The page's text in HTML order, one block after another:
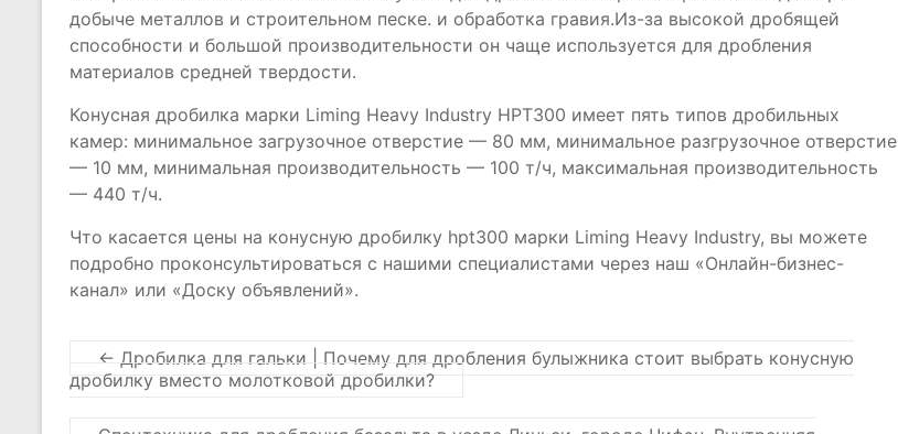
добыче металлов и строительном песке. и обработка гравия.Из-за высокой дробящей
способности и большой производительности он чаще используется для дробления
материалов средней твердости.
Конусная дробилка марки Liming Heavy Industry HPT300 имеет пять типов дробильных
камер: минимальное загрузочное отверстие — 80 мм, минимальное разгрузочное отверстие
— 10 мм, минимальная производительность — 100 т/ч, максимальная производительность
— 440 т/ч.
Что касается цены на конусную дробилку hpt300 марки Liming Heavy Industry, вы можете
подробно проконсультироваться с нашими специалистами через наш «Онлайн-бизнес-
канал» или «Доску объявлений».
← Дробилка для гальки | Почему для дробления булыжника стоит выбрать конусную
дробилку вместо молотковой дробилки?